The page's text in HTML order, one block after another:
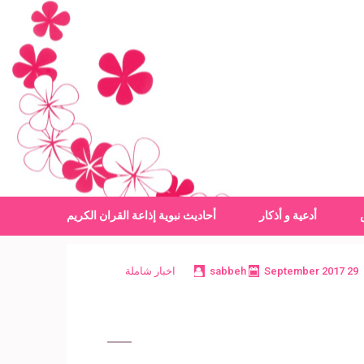
أدعية و أذكار أحاديث نبوية إذاعة القران الكريم
29 September 2017
sabbeh اخبار شاملة